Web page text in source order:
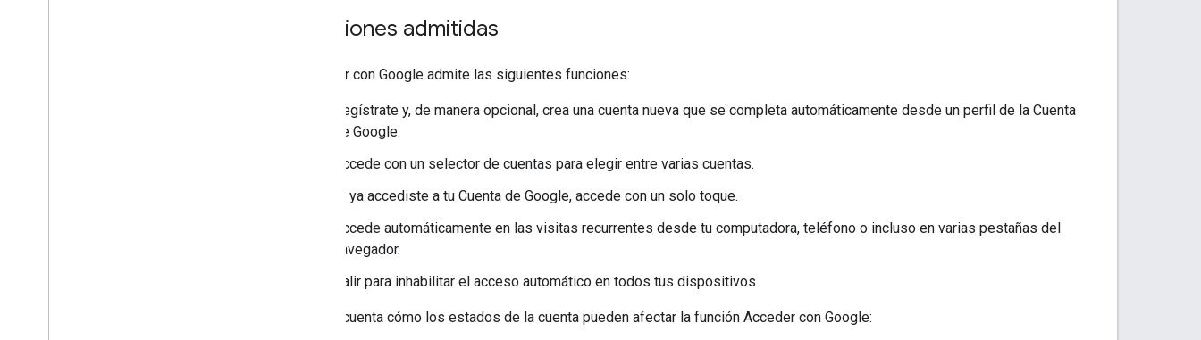
Funciones admitidas
Acceder con Google admite las siguientes funciones:
Regístrate y, de manera opcional, crea una cuenta nueva que se completa automáticamente desde un perfil de la Cuenta
de Google.
Accede con un selector de cuentas para elegir entre varias cuentas.
Si ya accediste a tu Cuenta de Google, accede con un solo toque.
Accede automáticamente en las visitas recurrentes desde tu computadora, teléfono o incluso en varias pestañas del
navegador.
Salir para inhabilitar el acceso automático en todos tus dispositivos
Ten en cuenta cómo los estados de la cuenta pueden afectar la función Acceder con Google: